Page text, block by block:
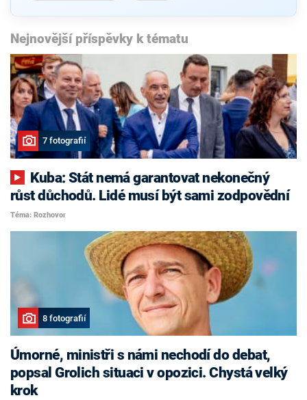
Nejnovější příspěvky k tématu
7 fotografií
růst důchodů. Lidé musí být sami zodpovědní
Téma: Rozhovor
8 fotografií
Úmorné, ministři s námi nechodí do debat,
popsal Grolich situaci v opozici. Chystá velký
krok